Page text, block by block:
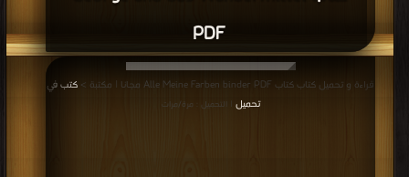
PDF
قراءة و تحميل كتاب كتاب Alle Meine Farben binder PDF مجانا | مكتبة >
كتب في
تحميل
| التحميل : مرة/مرات